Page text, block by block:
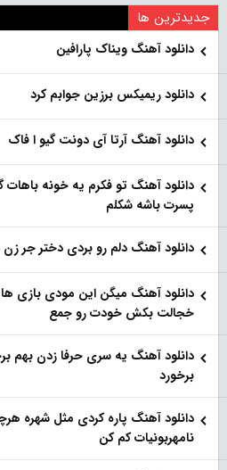
جدیدترین ها
دانلود آهنگ ویناک پارافین
دانلود ریمیکس برزین جوابم کرد
دانلود آهنگ آرتا آی دونت گیو ا فاک
دانلود آهنگ تو فکرم یه خونه
پسرت باشه شکلم
دانلود آهنگ دلم رو بردی دختر جر
دانلود آهنگ میگن این مودی بازی
خجالت بکش خودت رو جمع
دانلود آهنگ یه سری حرفا زدن بهم
برخورد
دانلود آهنگ پاره کردی مثل شهره
نامهربونیات کم کن